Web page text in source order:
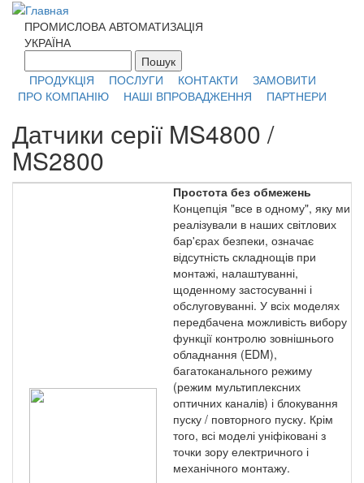
Перейти к основному содержанию
ПРОМИСЛОВА АВТОМАТИЗАЦІЯ
УКРАЇНА
Форма поиска
ПРОДУКЦІЯ
ПОСЛУГИ КОНТАКТИ
ЗАМОВИТИ
ПРО КОМПАНІЮ
НАШІ ВПРОВАДЖЕННЯ ПАРТНЕРИ
Датчики серії MS4800 /
MS2800
Простота без обмежень
Концепція "все в одному", яку ми
реалізували в наших світлових
бар'єрах безпеки, означає
відсутність складнощів при
монтажі, налаштуванні,
щоденному застосуванні і
обслуговуванні. У всіх моделях
передбачена можливість вибору
функції контролю зовнішнього
обладнання (EDM),
багатоканального режиму
(режим мультиплексних
оптичних каналів) і блокування
пуску / повторного пуску. Крім
того, всі моделі уніфіковані з
точки зору електричного і
механічного монтажу.